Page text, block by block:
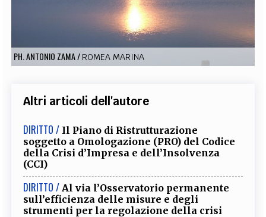
SOCIAL MEDIA
PH. ANTONIO ZAMA/ ROMEA MARINA
Altri articoli dell'autore
DIRITTO / Il Piano di Ristrutturazione
soggetto a Omologazione (PRO) del Codice
della Crisi d’Impresa e dell’Insolvenza
(CCI)
DIRITTO / Al via l’Osservatorio permanente
sull’efficienza delle misure e degli
strumenti per la regolazione della crisi